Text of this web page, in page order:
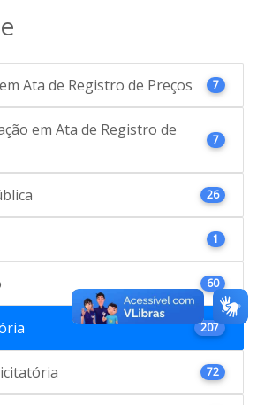
Ata de Registro de Preços 7
em Ata de Registro de
7
26
1
60
207
72